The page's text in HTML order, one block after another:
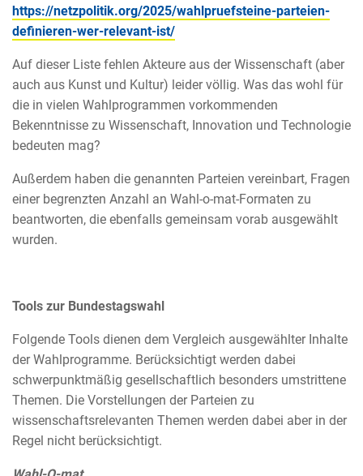
https://netzpolitik.org/2025/wahlpruefsteine-parteien-
definieren-wer-relevant-ist/
Auf dieser Liste fehlen Akteure aus der Wissenschaft (aber
auch aus Kunst und Kultur) leider völlig. Was das wohl für
die in vielen Wahlprogrammen vorkommenden
Bekenntnisse zu Wissenschaft, Innovation und Technologie
bedeuten mag?
Außerdem haben die genannten Parteien vereinbart, Fragen
einer begrenzten Anzahl an Wahl-o-mat-Formaten zu
beantworten, die ebenfalls gemeinsam vorab ausgewählt
wurden.
Tools zur Bundestagswahl
Folgende Tools dienen dem Vergleich ausgewählter Inhalte
der Wahlprogramme. Berücksichtigt werden dabei
schwerpunktmäßig gesellschaftlich besonders umstrittene
Themen. Die Vorstellungen der Parteien zu
wissenschaftsrelevanten Themen werden dabei aber in der
Regel nicht berücksichtigt.